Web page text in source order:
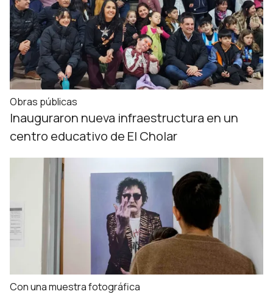
Obras públicas
Inauguraron nueva infraestructura en un
centro educativo de El Cholar
Con una muestra fotográfica